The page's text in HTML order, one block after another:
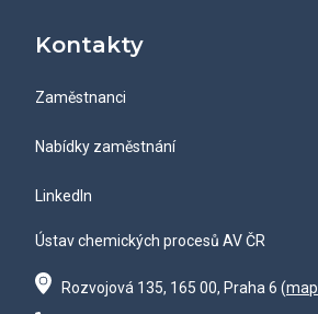
Kontakty
Zaměstnanci
Nabídky zaměstnání
LinkedIn
Ústav chemických procesů AV ČR
Rozvojová 135, 165 00, Praha 6 (